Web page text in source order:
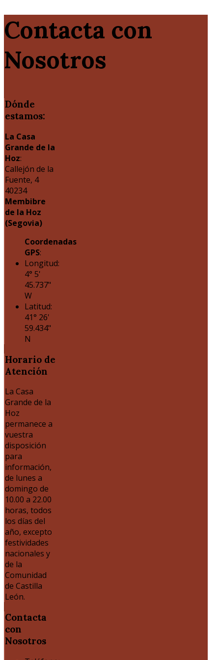
Contacta con
Nosotros
Dónde
estamos:
La Casa
Grande de la
Hoz:
Callejón de la
Fuente, 4
40234
Membibre
de la Hoz
(Segovia)
Coordenadas
GPS:
Longitud:
4° 5'
45.737"
W
Latitud:
41° 26'
59.434"
N
Horario de
Atención
La Casa
Grande de la
Hoz
permanece a
vuestra
disposición
para
información,
de lunes a
domingo de
10.00 a 22.00
horas, todos
los días del
año, excepto
festividades
nacionales y
de la
Comunidad
de Castilla
León.
Contacta
con
Nosotros